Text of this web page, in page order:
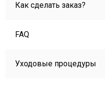
Как сделать заказ?
FAQ
Уходовые процедуры